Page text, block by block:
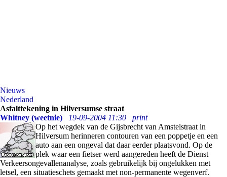
Nieuws
Nederland
Asfalttekening in Hilversumse straat
Whitney (weetnie)
19-09-2004 11:30
print
Op het wegdek van de Gijsbrecht van Amstelstraat in
Hilversum herinneren contouren van een poppetje en een
auto aan een ongeval dat daar eerder plaatsvond. Op de
plek waar een fietser werd aangereden heeft de Dienst
Verkeersongevallenanalyse, zoals gebruikelijk bij ongelukken met
letsel, een situatieschets gemaakt met non-permanente wegenverf.